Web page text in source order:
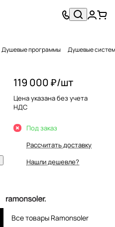
Душевые программы Душевые
119 000 ₽/шт
Цена указана без учета
НДС
Под заказ
Рассчитать доставку
Нашли дешевле?
Все товары Ramonsoler